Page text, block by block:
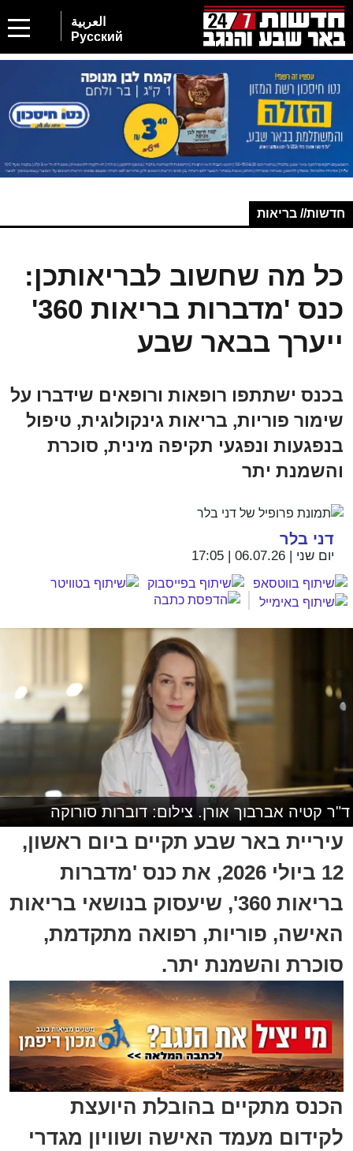
العربية
Русский
חדשות// בריאות
כל מה שחשוב לבריאותכן:
כנס 'מדברות בריאות 360'
ייערך בבאר שבע
בכנס ישתתפו רופאות ורופאים שידברו על
שימור פוריות, בריאות גינקולוגית, טיפול
בנפגעות ונפגעי תקיפה מינית, סוכרת
והשמנת יתר
דני בלר
יום שני | 06.07.26 | 17:05
ד"ר קטיה אברבוך אורן. צילום: דוברות סורוקה
עיריית באר שבע תקיים ביום ראשון,
12 ביולי 2026, את כנס 'מדברות
בריאות 360', שיעסוק בנושאי בריאות
האישה, פוריות, רפואה מתקדמת,
סוכרת והשמנת יתר.
הכנס מתקיים בהובלת היועצת
לקידום מעמד האישה ושוויון מגדרי